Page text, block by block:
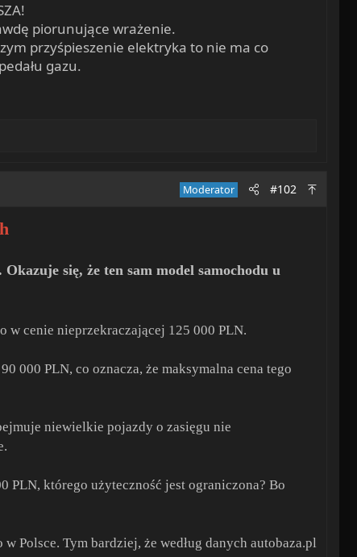
piorunujące wrażenie.
przyśpieszenie elektryka to nie ma co
gazu.
Moderator #102
się, że ten sam model samochodu u
w cenie nieprzekraczającej 125 000 PLN.
000 PLN, co oznacza, że maksymalna cena tego
niewielkie pojazdy o zasięgu nie
PLN, którego użyteczność jest ograniczona? Bo
Polsce. Tym bardziej, że według danych autobaza.pl